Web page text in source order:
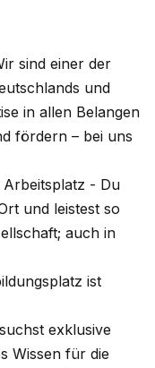
sind einer der
und
in allen Belangen
fördern – bei uns
- Du
und leistest so
auch in
ist
exklusive
Wissen für die